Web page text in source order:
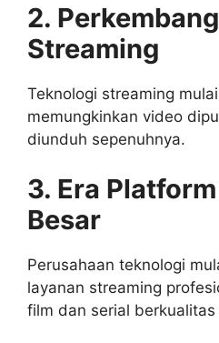
2.
Streaming
Teknologi streaming
memungkinkan video
diunduh sepenuhnya.
3. Era
Besar
Perusahaan teknologi
layanan streaming
film dan serial berkualitas